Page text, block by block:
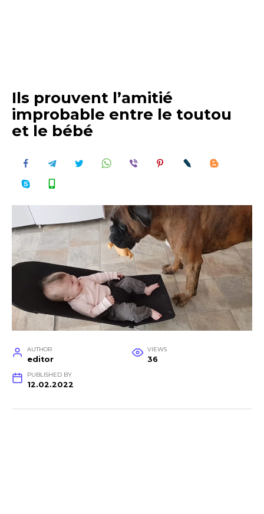
Ils prouvent l’amitié
improbable entre le toutou
et le bébé
AUTHOR
editor
VIEWS
36
PUBLISHED BY
12.02.2022